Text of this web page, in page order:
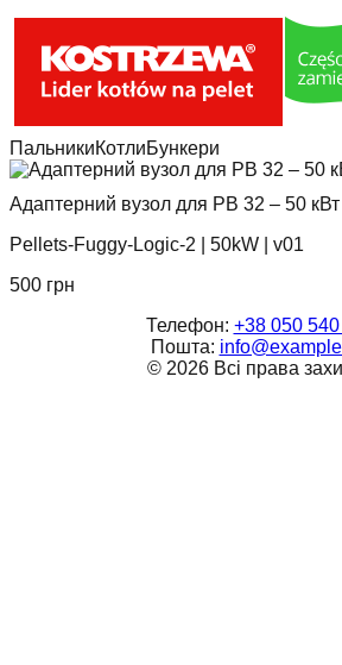
ПальникиКотлиБункери
Адаптерний вузол для PB 32 – 50
Pellets-Fuggy-Logic-2
50kW
v01
500 грн
Телефон: +38 050
Пошта:
© 2026 Всі права